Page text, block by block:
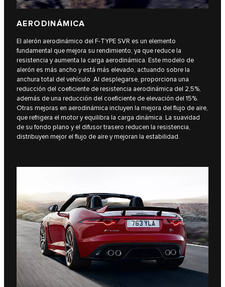
AERODINÁMICA
El alerón aerodinámico del F‑TYPE SVR es un elemento
fundamental que mejora su rendimiento, ya que reduce la
resistencia y aumenta la carga aerodinámica. Este modelo de
alerón es más ancho y está más elevado, actuando sobre la
anchura total del vehículo. Al desplegarse, proporciona una
reducción del coeficiente de resistencia aerodinámica del 2,5%,
además de una reducción del coeficiente de elevación del 15%.
Otras mejoras en aerodinámica incluyen la mejora del flujo de aire,
que refrigera el motor y equilibra la carga dinámica. La suavidad
de su fondo plano y el difusor trasero reducen la resistencia,
distribuyen mejor el flujo de aire y mejoran la estabilidad.